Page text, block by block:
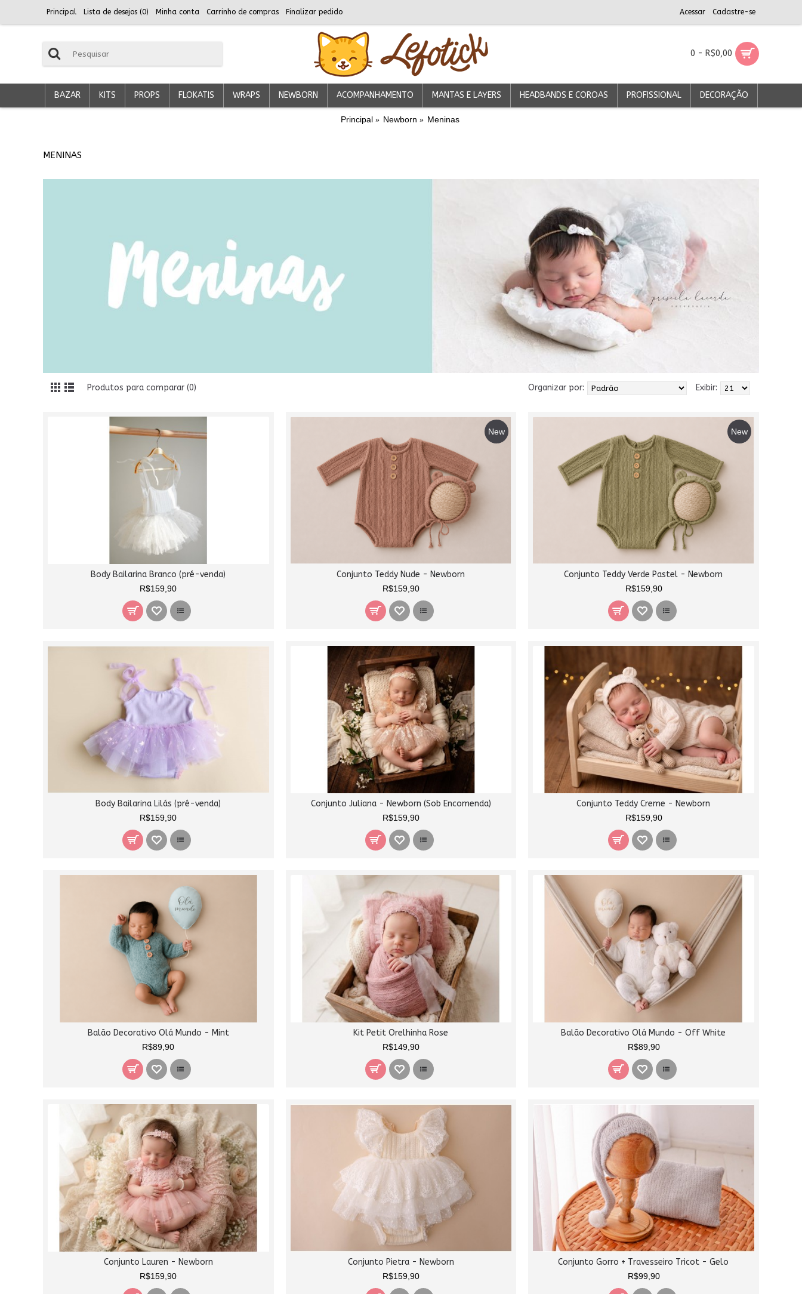
Principal Lista de desejos (0) Minha conta Carrinho de compras Finalizar pedido Acessar Cadastre-se
0 - R$0,00
BAZAR KITS PROPS FLOKATIS WRAPS NEWBORN ACOMPANHAMENTO MANTAS E LAYERS HEADBANDS E COROAS PROFISSIONAL DECORAÇÃO
Principal Newborn Meninas
MENINAS
Produtos para comparar (0) Exibir:
Organizar por:
Body Bailarina Branco (pré-venda)
R$159,90
New
Conjunto Teddy Nude - Newborn
R$159,90
New
Conjunto Teddy Verde Pastel - Newborn
R$159,90
Body Bailarina Lilás (pré-venda)
R$159,90
Conjunto Juliana - Newborn (Sob Encomenda)
R$159,90
Conjunto Teddy Creme - Newborn
R$159,90
Balão Decorativo Olá Mundo - Mint
R$89,90
Kit Petit Orelhinha Rose
R$149,90
Balão Decorativo Olá Mundo - Off White
R$89,90
Conjunto Lauren - Newborn
R$159,90
Conjunto Pietra - Newborn
R$159,90
Conjunto Gorro + Travesseiro Tricot - Gelo
R$99,90